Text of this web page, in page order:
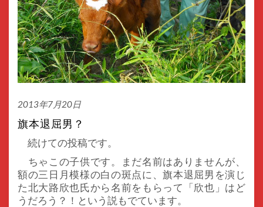
2013年7月20日
旗本退屈男？
続けての投稿です。
ちゃこの子供です。まだ名前はありませんが、
額の三日月模様の白の斑点に、旗本退屈男を演じ
た北大路欣也氏から名前をもらって「欣也」はど
うだろう？！という説もでています。